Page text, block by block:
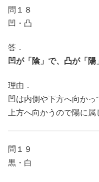
問１８
凹・凸
答．
凹が「陰」で、凸が「陽
理由．
凹は内側や下方へ向か
上方へ向かうので陽に属
問１９
黒・白